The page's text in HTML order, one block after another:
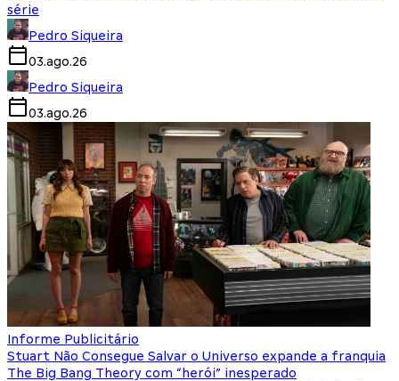
série
Pedro Siqueira
03.ago.26
Pedro Siqueira
03.ago.26
Informe Publicitário
Stuart Não Consegue Salvar o Universo expande a franquia
The Big Bang Theory com “herói” inesperado